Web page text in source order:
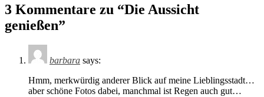
3 Kommentare zu “Die Aussicht
genießen”
barbara says:
Hmm, merkwürdig anderer Blick auf meine Lieblingsstadt…
aber schöne Fotos dabei, manchmal ist Regen auch gut…